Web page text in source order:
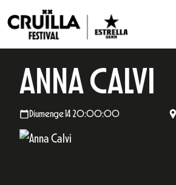
ANNA CALVI
Diumenge 14 20:00:00